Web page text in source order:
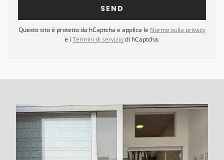
Questo sito è protetto da hCaptcha e applica le Norme sulla privacy
e i Termini di serviziodi hCaptcha.